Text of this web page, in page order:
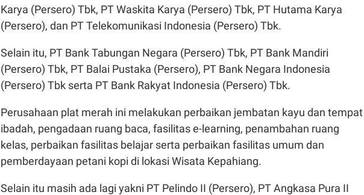
Karya (Persero) Tbk, PT Waskita Karya (Persero) Tbk, PT Hutama Karya
(Persero), dan PT Telekomunikasi Indonesia (Persero) Tbk.
Selain itu, PT Bank Tabungan Negara (Persero) Tbk, PT Bank Mandiri
(Persero) Tbk, PT Balai Pustaka (Persero), PT Bank Negara Indonesia
(Persero) Tbk serta PT Bank Rakyat Indonesia (Persero) Tbk.
Perusahaan plat merah ini melakukan perbaikan jembatan kayu dan tempat
ibadah, pengadaan ruang baca, fasilitas e-learning, penambahan ruang
kelas, perbaikan fasilitas belajar serta perbaikan fasilitas umum dan
pemberdayaan petani kopi di lokasi Wisata Kepahiang.
Selain itu masih ada lagi yakni PT Pelindo II (Persero), PT Angkasa Pura II